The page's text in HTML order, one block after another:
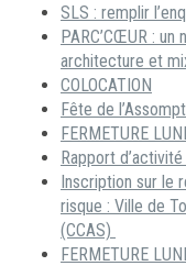
SLS : remplir
PARC’CŒUR : un
architecture et
COLOCATION
Fête de
FERMETURE
Rapport
Inscription sur le
risque : Ville de
(CCAS)
FERMETURE